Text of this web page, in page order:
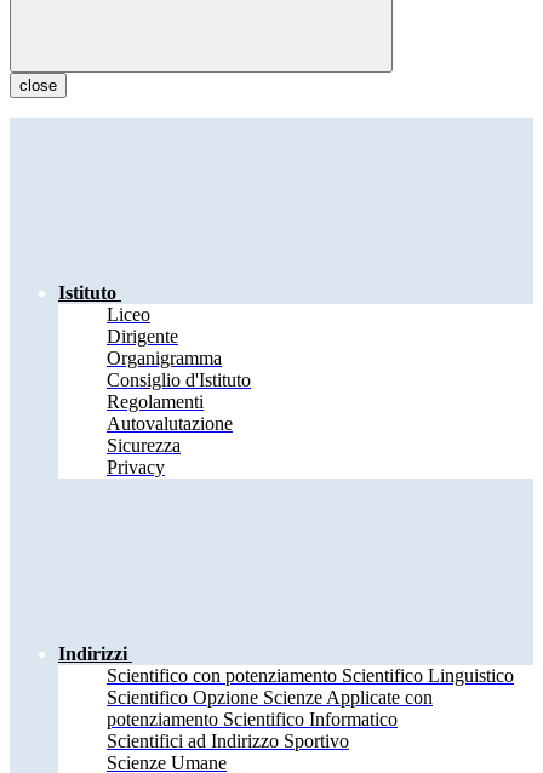
close
Istituto
Liceo
Dirigente
Organigramma
Consiglio d'Istituto
Regolamenti
Autovalutazione
Sicurezza
Privacy
Indirizzi
Scientifico con potenziamento Scientifico Linguistico
Scientifico Opzione Scienze Applicate con
potenziamento Scientifico Informatico
Scientifici ad Indirizzo Sportivo
Scienze Umane